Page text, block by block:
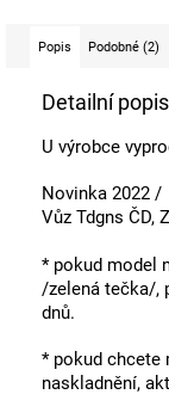
Popis Podobné (2)
Detailní
U výrobce
Novinka 2022
Vůz Tdgns ČD,
* pokud model
/zelená tečka/,
dnů.
* pokud chcete
naskladnění,